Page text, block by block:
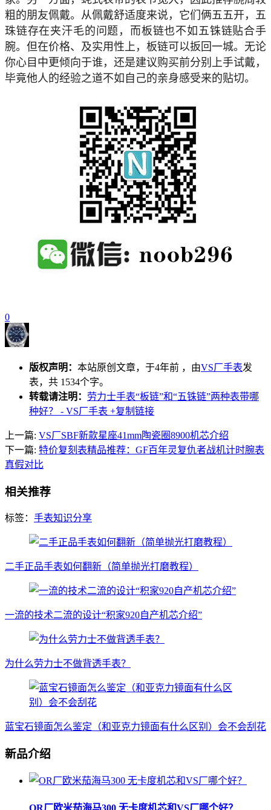
粗的朋友佩戴。从佩戴舒适度来说，它们俩五五开，五
珠链存在夹汗毛的问题，而板链也不如五铢链贴合手
腕。但在价格、及实用性上，板链可以扳回一城。无论
你心目中更倾向于谁，还是建议购买前分别上手试戴，
毕竟他人的经验之道不如自己的亲身感受来的贴切。
0
版权声明： 本站原创文章，于4年前 ，由VS厂手表发
表，共 1534个字。
转载请注明： 劳力士手表“板链”和“五铢链”两种表带哪
种好？ - VS厂手表 +复制链接
上一篇: VS厂SBF新款星座41mm陶瓷圈8900机芯介绍
下一篇: 特价复刻表精品推荐：GF百年灵复仇者战机计时腕表
真假对比
相关推荐
标签： 手表知识分享
二手正品手表如何翻新（简单抛光打磨教程）
一流的技术二流的设计“积家920自产机芯介绍”
为什么劳力士不做背透手表？
蓝宝石镜面怎么鉴定（和亚克力镜面有什么区别）会不会刮花
新品介绍
OR厂欧米茄海马300 无卡度机芯和VS厂哪个好？